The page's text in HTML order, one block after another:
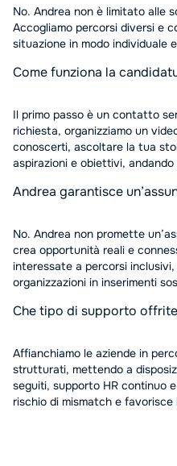
No. Andrea non è limitato alle
Accogliamo percorsi diversi e
situazione in modo individuale
Come funziona la
Il primo passo è un contatto
richiesta, organizziamo un
conoscerti, ascoltare la tua
aspirazioni e obiettivi,
Andrea garantisce
No. Andrea non promette
crea opportunità reali e
interessate a percorsi
organizzazioni in inserimenti
Che tipo di supporto
Affianchiamo le aziende in
strutturati, mettendo a
seguiti, supporto HR continuo
rischio di mismatch e